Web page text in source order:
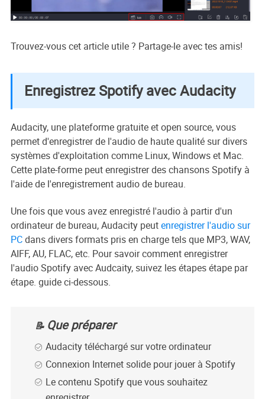
Trouvez-vous cet article utile ? Partage-le avec tes amis!
Enregistrez Spotify avec Audacity
Audacity, une plateforme gratuite et open source, vous
permet d'enregistrer de l'audio de haute qualité sur divers
systèmes d'exploitation comme Linux, Windows et Mac.
Cette plate-forme peut enregistrer des chansons Spotify à
l'aide de l'enregistrement audio de bureau.
Une fois que vous avez enregistré l'audio à partir d'un
ordinateur de bureau, Audacity peutenregistrer l'audio sur
PCdans divers formats pris en charge tels que MP3, WAV,
AIFF, AU, FLAC, etc. Pour savoir comment enregistrer
l'audio Spotify avec Audcaity, suivez les étapes étape par
étape. guide ci-dessous.
📝 Que préparer
Audacity téléchargé sur votre ordinateur
Connexion Internet solide pour jouer à Spotify
Le contenu Spotify que vous souhaitez